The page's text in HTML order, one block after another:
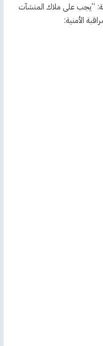
“يجب على ملاك المنشآت
الأمنية: